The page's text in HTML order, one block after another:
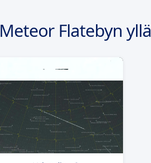
Meteor Flatebyn yllä